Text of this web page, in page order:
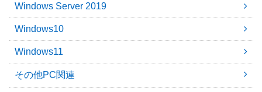
Windows Server 2019
Windows10
Windows11
その他PC関連